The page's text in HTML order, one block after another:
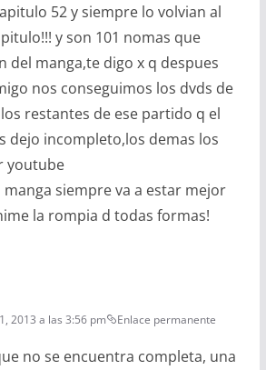
52 y siempre lo volvian al
y son 101 nomas que
del manga,te digo x q despues
nos conseguimos los dvds de
restantes de ese partido q el
dejo incompleto,los demas los
youtube
manga siempre va a estar mejor
la rompia d todas formas!
2013 a las 3:56 pm Enlace permanente
no se encuentra completa, una